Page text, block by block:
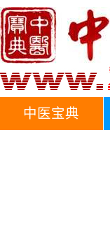
中医宝典